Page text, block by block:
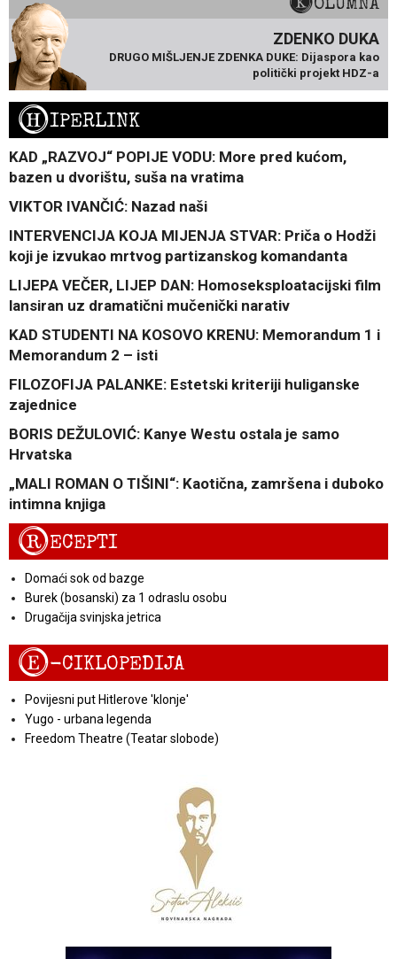
ZDENKO DUKA
DRUGO MIŠLJENJE ZDENKA DUKE: Dijaspora kao
politički projekt HDZ-a
HIPERLINK
KAD „RAZVOJ“ POPIJE VODU: More pred kućom,
bazen u dvorištu, suša na vratima
VIKTOR IVANČIĆ: Nazad naši
INTERVENCIJA KOJA MIJENJA STVAR: Priča o Hodži
koji je izvukao mrtvog partizanskog komandanta
LIJEPA VEČER, LIJEP DAN: Homoseksploatacijski film
lansiran uz dramatični mučenički narativ
KAD STUDENTI NA KOSOVO KRENU: Memorandum 1 i
Memorandum 2 – isti
FILOZOFIJA PALANKE: Estetski kriteriji huliganske
zajednice
BORIS DEŽULOVIĆ: Kanye Westu ostala je samo
Hrvatska
„MALI ROMAN O TIŠINI“: Kaotična, zamršena i duboko
intimna knjiga
RECEPTI
Domaći sok od bazge
Burek (bosanski) za 1 odraslu osobu
Drugačija svinjska jetrica
E-CIKLOPEDIJA
Povijesni put Hitlerove 'klonje'
Yugo - urbana legenda
Freedom Theatre (Teatar slobode)